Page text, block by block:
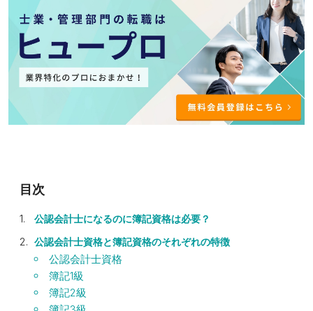
公認会計士になるのに簿記資格は必要？
公認会計士資格と簿記資格のそれぞれの特徴
公認会計士資格
簿記1級
簿記2級